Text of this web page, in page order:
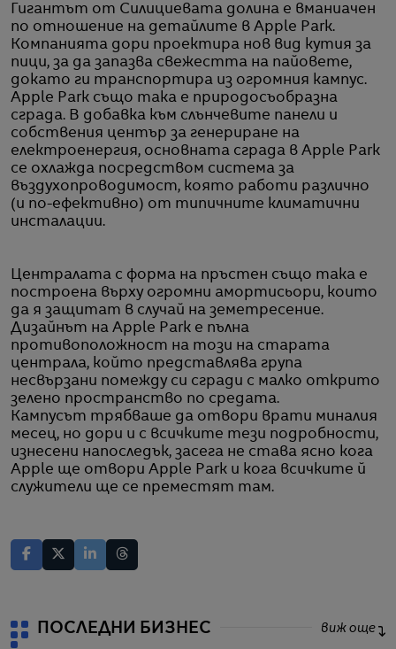
Гигантът от Силициевата долина е вманиачен
по отношение на детайлите в Apple Park.
Компанията дори проектира нов вид кутия за
пици, за да запазва свежестта на пайовете,
докато ги транспортира из огромния кампус.
Apple Park също така е природосъобразна
сграда. В добавка към слънчевите панели и
собствения център за генериране на
електроенергия, основната сграда в Apple Park
се охлажда посредством система за
въздухопроводимост, която работи различно
(и по-ефективно) от типичните климатични
инсталации.
Централата с форма на пръстен също така е
построена върху огромни амортисьори, които
да я защитат в случай на земетресение.
Дизайнът на Apple Park е пълна
противоположност на този на старата
централа, който представлява група
несвързани помежду си сгради с малко открито
зелено пространство по средата.
Кампусът трябваше да отвори врати миналия
месец, но дори и с всичките тези подробности,
изнесени напоследък, засега не става ясно кога
Apple ще отвори Apple Park и кога всичките й
служители ще се преместят там.
ПОСЛЕДНИ БИЗНЕС виж още